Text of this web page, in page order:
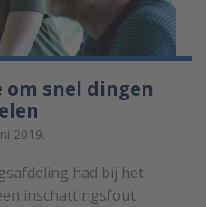
om snel dingen
2019.
had bij het
inschattingsfout